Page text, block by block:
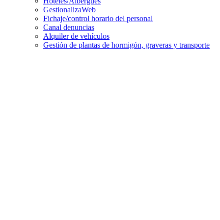
GestionalizaWeb
Fichaje/control horario del personal
Canal denuncias
Alquiler de vehículos
Gestión de plantas de hormigón, graveras y transporte